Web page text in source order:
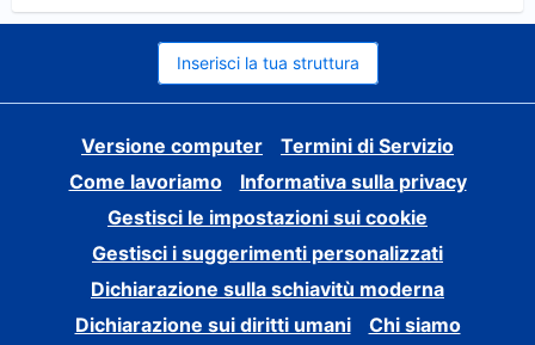
Inserisci la tua struttura
Versione computer
Termini di Servizio
Come lavoriamo
Informativa sulla privacy
Gestisci le impostazioni sui cookie
Gestisci i suggerimenti personalizzati
Dichiarazione sulla schiavitù moderna
Dichiarazione sui diritti umani
Chi siamo